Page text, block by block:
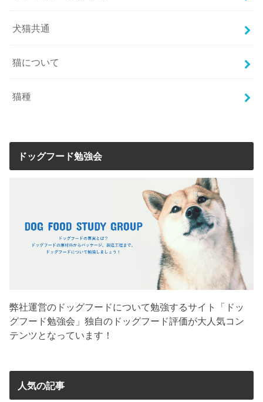
犬猫共通
猫について
猫種
ドッグフード勉強会
弊社運営のドッグフードについて勉強するサイト「ドッ
グフード勉強会」独自のドッグフード評価が大人気コン
テンツとなっています！
人気の記事